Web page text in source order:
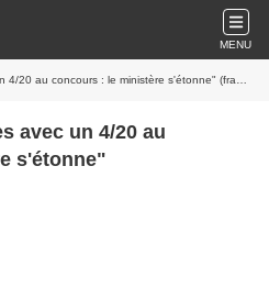
MENU
au concours : le ministère s'étonne" (francetvinfo.fr)
avec un 4/20 au
s'étonne"